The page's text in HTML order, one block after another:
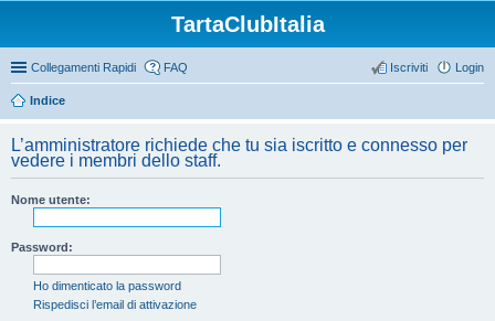
TartaClubItalia
Collegamenti Rapidi FAQ Login
Iscriviti
Indice
L’amministratore richiede che tu sia iscritto e connesso per
vedere i membri dello staff.
Nome utente:
Password:
Ho dimenticato la password
Rispedisci l’email di attivazione